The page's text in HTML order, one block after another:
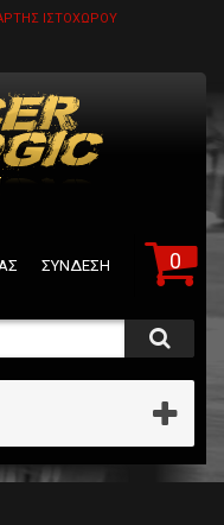
ΙΣΤΟΧΏΡΟΥ
0
ΣΎΝΔΕΣΗ